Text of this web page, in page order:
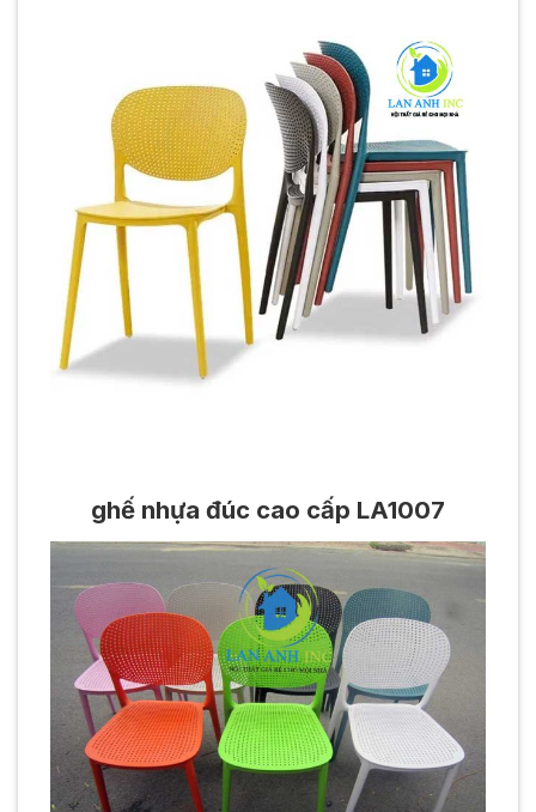
ghế nhựa đúc cao cấp LA1007